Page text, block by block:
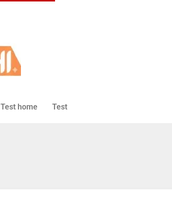
Test home Test